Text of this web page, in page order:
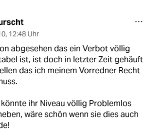
, 12:48 Uhr
abgesehen das ein Verbot völlig
ist, ist doch in letzter Zeit gehäuft
das ich meinem Vorredner Recht
könnte ihr Niveau völlig Problemlos
wäre schön wenn sie dies auch